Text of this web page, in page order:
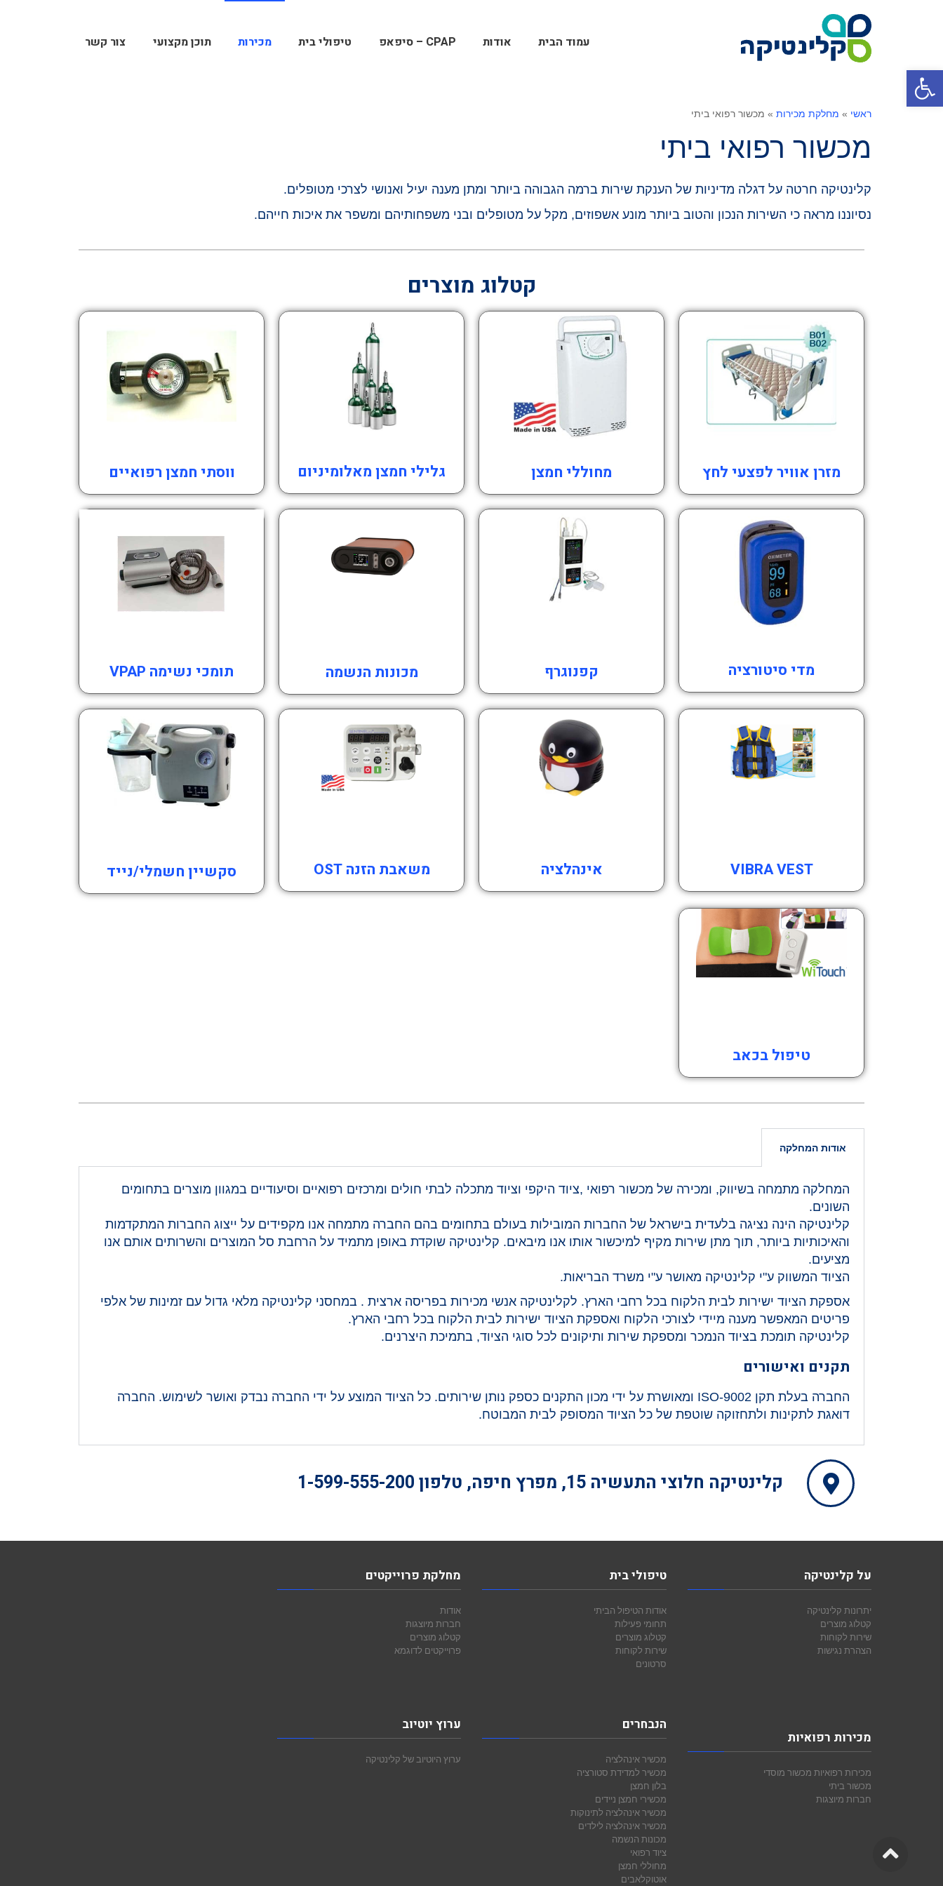
פתח סרגל נגישות
עמוד הבית אודות CPAP – סיפאפ טיפולי בית מכירות תוכן מקצועי צור קשר
ראשי » מחלקת מכירות » מכשור רפואי ביתי
מכשור רפואי ביתי
קלינטיקה חרטה על דגלה מדיניות של הענקת שירות ברמה הגבוהה ביותר ומתן מענה יעיל ואנושי לצרכי מטופלים.
נסיוננו מראה כי השירות הנכון והטוב ביותר מונע אשפוזים, מקל על מטופלים ובני משפחותיהם ומשפר את איכות חייהם.
קטלוג מוצרים
מזרן אוויר לפצעי לחץ מחוללי חמצן גלילי חמצן מאלומיניום ווסתי חמצן רפואיים
מדי סיטורציה קפנוגרף מכונות הנשמה תומכי נשימה VPAP
VIBRA VEST אינהלציה משאבת הזנה OST סקשיין חשמלי/נייד
טיפול בכאב
אודות המחלקה
המחלקה מתמחה בשיווק, ומכירה של מכשור רפואי ,ציוד היקפי וציוד מתכלה לבתי חולים ומרכזים רפואיים וסיעודיים במגוון מוצרים בתחומים
השונים.
קלינטיקה הינה נציגה בלעדית בישראל של החברות המובילות בעולם בתחומים בהם החברה מתמחה אנו מקפידים על ייצוג החברות המתקדמות
והאיכותיות ביותר, תוך מתן שירות מקיף למיכשור אותו אנו מיבאים. קלינטיקה שוקדת באופן מתמיד על הרחבת סל המוצרים והשרותים אותם אנו
מציעים.
הציוד המשווק ע"י קלינטיקה מאושר ע"י משרד הבריאות.
אספקת הציוד ישירות לבית הלקוח בכל רחבי הארץ. לקלינטיקה אנשי מכירות בפריסה ארצית . במחסני קלינטיקה מלאי גדול עם זמינות של אלפי
פריטים המאפשר מענה מיידי לצורכי הלקוח ואספקת הציוד ישירות לבית הלקוח בכל רחבי הארץ.
קלינטיקה תומכת בציוד הנמכר ומספקת שירות ותיקונים לכל סוגי הציוד, בתמיכת היצרנים.
תקנים ואישורים
החברה בעלת תקן ISO-9002 ומאושרת על ידי מכון התקנים כספק נותן שירותים. כל הציוד המוצע על ידי החברה נבדק ואושר לשימוש. החברה
דואגת לתקינות ולתחזוקה שוטפת של כל הציוד המסופק לבית המבוטח.
קלינטיקה חלוצי התעשיה 15, מפרץ חיפה, טלפון 1-599-555-200
על קלינטיקה
יתרונות קלינטיקה
קטלוג מוצרים
שירות לקוחות
הצהרת נגישות
מכירות רפואיות
מכירות רפואיות מכשור מוסדי
מכשור ביתי
חברות מיוצגות
טיפולי בית
אודות הטיפול הביתי
תחומי פעילות
קטלוג מוצרים
שירות לקוחות
סרטונים
הנבחרים
מכשיר אינהלציה
מכשיר למדידת סטורציה
בלון חמצן
מכשירי חמצן ניידים
מכשיר אינהלציה לתינוקות
מכשיר אינהלציה לילדים
מכונות הנשמה
ציוד רפואי
מחוללי חמצן
אוטוקלאבים
מחלקת פרוייקטים
אודות
חברות מיוצגות
קטלוג מוצרים
פרוייקטים לדוגמא
ערוץ יוטיוב
ערוץ היוטיוב של קלינטיקה
גלילה